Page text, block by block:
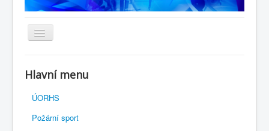
SH ČMS
Hlavní menu
ÚORHS
Požární sport